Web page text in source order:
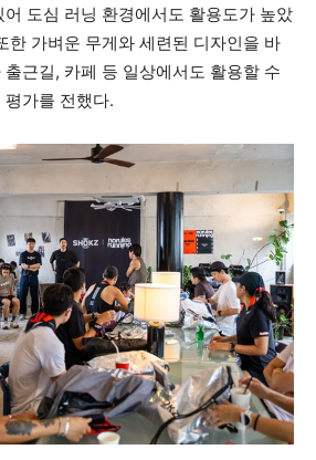
도심 러닝 환경에서도 활용도가 높았
한 가벼운 무게와 세련된 디자인을 바
근길, 카페 등 일상에서도 활용할 수
가를 전했다.